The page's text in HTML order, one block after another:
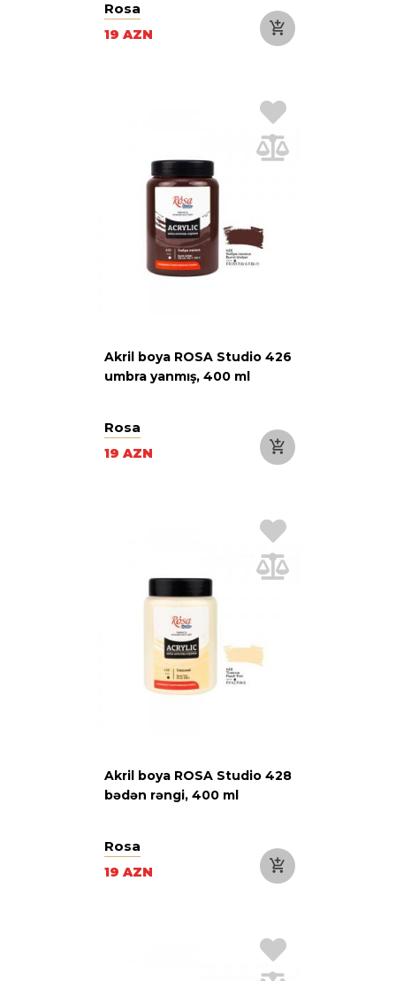
Rosa
19 AZN
Akril boya ROSA Studio 426
umbra yanmış, 400 ml
Rosa
19 AZN
Akril boya ROSA Studio 428
bədən rəngi, 400 ml
Rosa
19 AZN